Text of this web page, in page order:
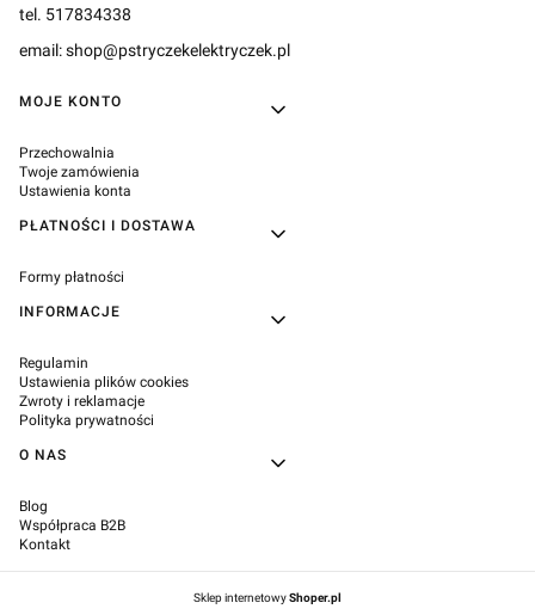
tel. 517834338
email: shop@pstryczekelektryczek.pl
Linki w stopce
MOJE KONTO
Przechowalnia
Twoje zamówienia
Ustawienia konta
PŁATNOŚCI I DOSTAWA
Formy płatności
INFORMACJE
Regulamin
Ustawienia plików cookies
Zwroty i reklamacje
Polityka prywatności
O NAS
Blog
Współpraca B2B
Kontakt
Sklep internetowyShoper.pl